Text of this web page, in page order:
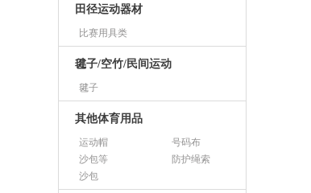
田径运动器材
比赛用具类
毽子/空竹/民间运动
毽子
其他体育用品
运动帽
号码布
沙包等
防护绳索
沙包